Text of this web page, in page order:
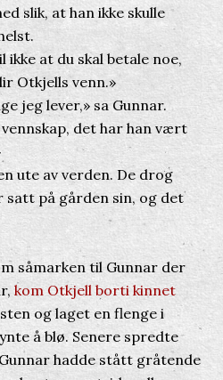
slik, at han ikke skulle
ikke at du skal betale noe,
Otkjells venn.»
jeg lever,» sa Gunnar.
vennskap, det har han vært
ute av verden. De drog
på gården sin, og det
såmarken til Gunnar der
kom Otkjell borti kinnet
og laget en flenge i
å blø. Senere spredte
hadde stått gråtende